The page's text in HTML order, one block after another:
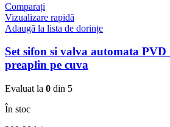
Comparați
Vizualizare rapidă
Adaugă la lista de dorințe
Set sifon si valva automata
preaplin pe cuva
Evaluat la 0 din 5
În stoc